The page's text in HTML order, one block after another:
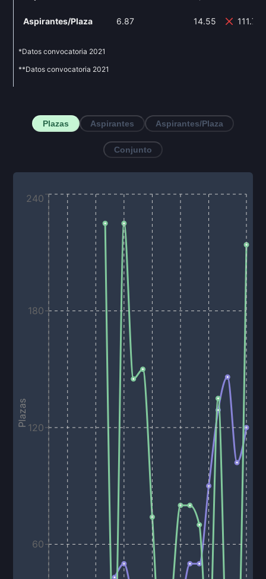
Aspirantes/Plaza 6.87 14.55
*Datos convocatoria 2021
**Datos convocatoria 2021
Plazas Aspirantes Aspirantes/Plaza
Conjunto
60
120
180
240
Plazas